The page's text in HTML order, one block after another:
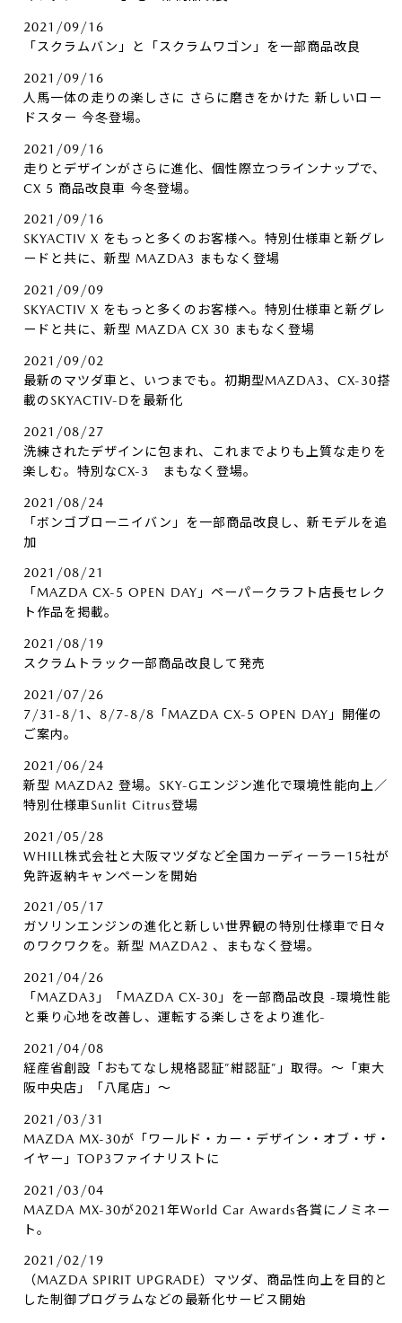
2021/09/16
「スクラムバン」と「スクラムワゴン」を一部商品改良
2021/09/16
人馬一体の走りの楽しさに さらに磨きをかけた 新しいロー
ドスター 今冬登場。
2021/09/16
走りとデザインがさらに進化、個性際立つラインナップで、
CX 5 商品改良車 今冬登場。
2021/09/16
SKYACTIV X をもっと多くのお客様へ。特別仕様車と新グレ
ードと共に、新型 MAZDA3 まもなく登場
2021/09/09
SKYACTIV X をもっと多くのお客様へ。特別仕様車と新グレ
ードと共に、新型 MAZDA CX 30 まもなく登場
2021/09/02
最新のマツダ車と、いつまでも。初期型MAZDA3、CX-30搭
載のSKYACTIV-Dを最新化
2021/08/27
洗練されたデザインに包まれ、これまでよりも上質な走りを
楽しむ。特別なCX-3 まもなく登場。
2021/08/24
「ボンゴブローニイバン」を一部商品改良し、新モデルを追
加
2021/08/21
「MAZDA CX-5 OPEN DAY」ペーパークラフト店長セレク
ト作品を掲載。
2021/08/19
スクラムトラック一部商品改良して発売
2021/07/26
7/31-8/1、8/7-8/8「MAZDA CX-5 OPEN DAY」開催の
ご案内。
2021/06/24
新型 MAZDA2 登場。SKY-Gエンジン進化で環境性能向上／
特別仕様車Sunlit Citrus登場
2021/05/28
WHILL株式会社と大阪マツダなど全国カーディーラー15社が
免許返納キャンペーンを開始
2021/05/17
ガソリンエンジンの進化と新しい世界観の特別仕様車で日々
のワクワクを。新型 MAZDA2 、まもなく登場。
2021/04/26
「MAZDA3」「MAZDA CX-30」を一部商品改良 -環境性能
と乗り心地を改善し、運転する楽しさをより進化-
2021/04/08
経産省創設「おもてなし規格認証”紺認証”」取得。～「東大
阪中央店」「八尾店」～
2021/03/31
MAZDA MX-30が「ワールド・カー・デザイン・オブ・ザ・
イヤー」TOP3ファイナリストに
2021/03/04
MAZDA MX-30が2021年World Car Awards各賞にノミネー
ト。
2021/02/19
（MAZDA SPIRIT UPGRADE）マツダ、商品性向上を目的と
した制御プログラムなどの最新化サービス開始